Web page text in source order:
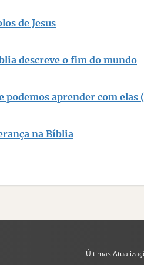
de Jesus
descreve o fim do mundo
podemos aprender com elas
na Bíblia
Últimas